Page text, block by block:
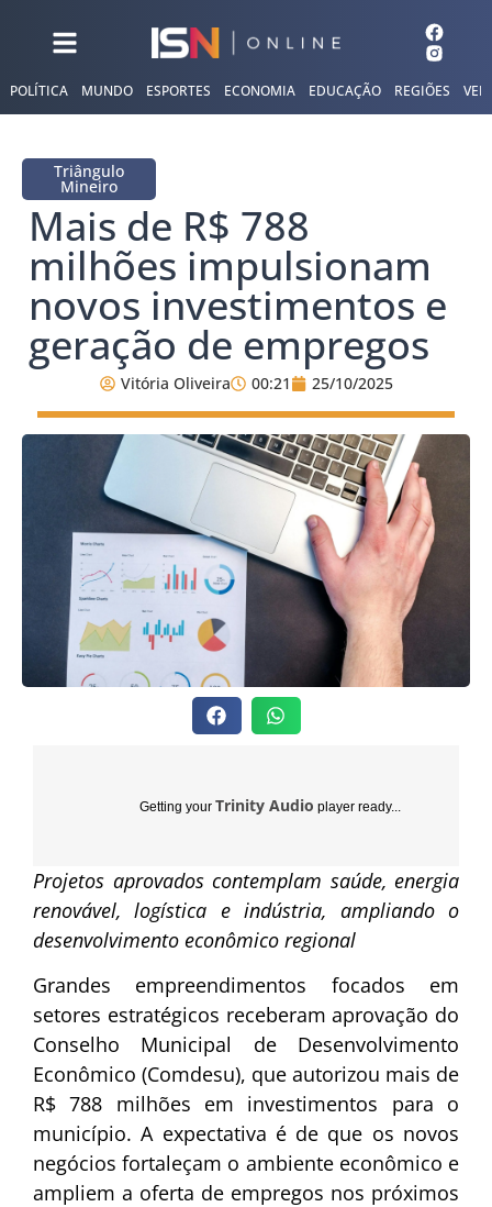
POLÍTICA MUNDO ESPORTES ECONOMIA EDUCAÇÃO REGIÕES
Triângulo
Mineiro
Mais de R$ 788
milhões impulsionam
novos investimentos e
geração de empregos
Vitória Oliveira 00:21 25/10/2025
Getting your Trinity Audio player ready...
Projetos aprovados contemplam saúde, energia
renovável, logística e indústria, ampliando o
desenvolvimento econômico regional
Grandes empreendimentos focados em
setores estratégicos receberam aprovação do
Conselho Municipal de Desenvolvimento
Econômico (Comdesu), que autorizou mais de
R$ 788 milhões em investimentos para o
município. A expectativa é de que os novos
negócios fortaleçam o ambiente econômico e
ampliem a oferta de empregos nos próximos